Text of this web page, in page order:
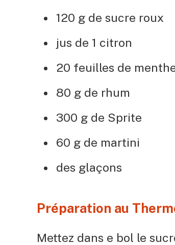
120 g de sucre roux
jus de 1 citron
20 feuilles de
80 g de rhum
300 g de Sprite
60 g de martini
des glaçons
Préparation au
Mettez dans e bol le